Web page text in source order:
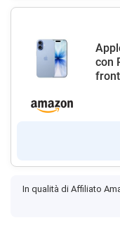
con
In qualità di Affiliato